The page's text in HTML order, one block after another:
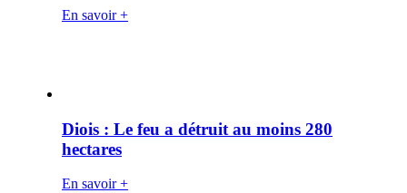
En savoir +
Diois : Le feu a détruit au moins 280
hectares
En savoir +